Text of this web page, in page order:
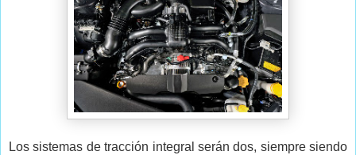
Los sistemas de tracción integral serán dos, siempre siendo